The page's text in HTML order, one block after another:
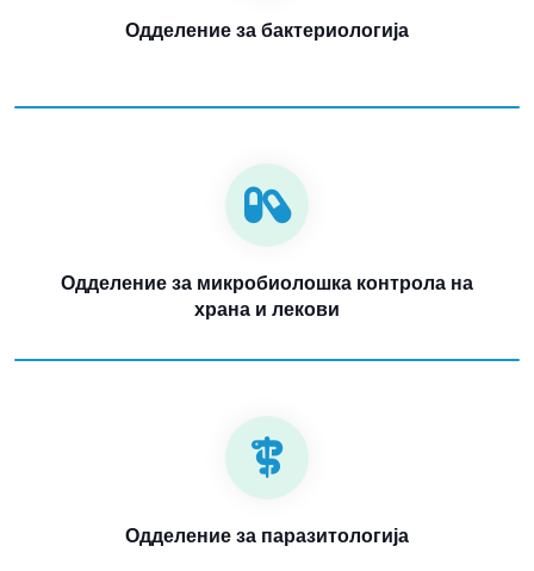
Одделение за бактериологија
Одделение за микробиолошка контрола на
храна и лекови
Одделение за паразитологија